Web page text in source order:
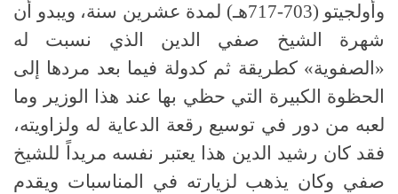
وأولجيتو (703-717هـ) لمدة عشرين سنة، ويبدو أن
شهرة الشيخ صفي الدين الذي نسبت له
«الصفوية» كطريقة ثم كدولة فيما بعد مردها إلى
الحظوة الكبيرة التي حظي بها عند هذا الوزير وما
لعبه من دور في توسيع رقعة الدعاية له ولزاويته،
فقد كان رشيد الدين هذا يعتبر نفسه مريداً للشيخ
صفي وكان يذهب لزيارته في المناسبات ويقدم